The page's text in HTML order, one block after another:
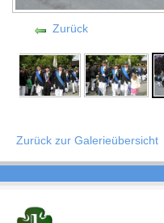
Zurück
Zurück zur Galerieübersicht